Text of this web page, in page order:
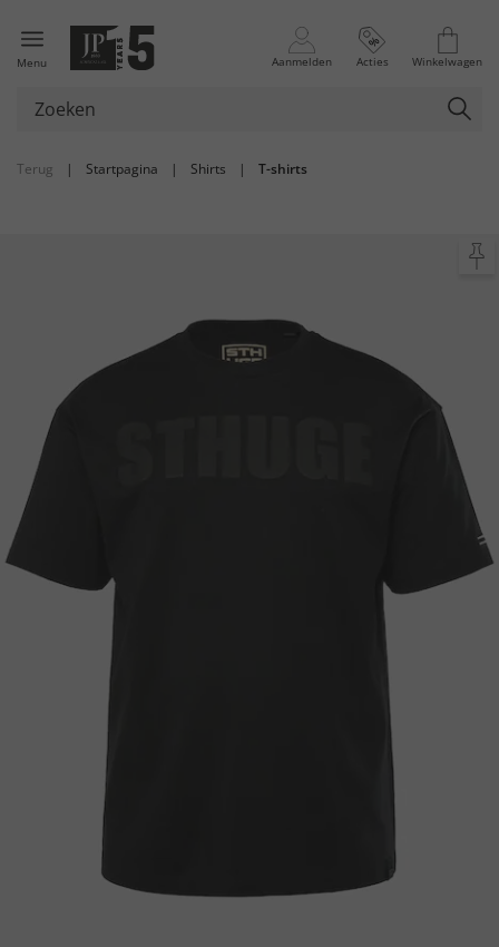
Menu Aanmelden Acties Winkelwagen
Terug | Startpagina | Shirts | T-shirts